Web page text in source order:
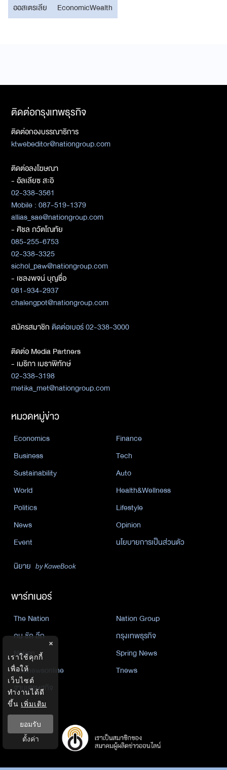
ออสเตรเลีย EconomicWealth
ติดต่อกรุงเทพธุรกิจ
ติดต่อกองบรรณาธิการ
ktwebeditor@nationgroup.com
ติดต่อลงโฆษณา
- อัลเลียซ สะอิ
02-338-3561
Mobile : 087-519-1379
allias_sae@nationgroup.com
- ศิชล ภวัตโณทัย
085-255-6753
02-338-3325
sichol_paw@nationgroup.com
- เชลงพจน์ บุญซื่อ
081-934-2937
chalengpot@nationgroup.com
สมัครสมาชิกติดต่อเบอร์ 02-338-3000
ติดต่อ Media Partners
- เมธิกา เมธาพิทักษ์
02-338-3198
metika_met@nationgroup.com
หมวดหมู่ข่าว
Economics
Finance
Business
Tech
Sustainability
Auto
World
Health&Wellness
Politics
Lifestyle
News
Opinion
Event
นโยบายการเป็นส่วนตัว
นิยาย by KaweBook
พาร์ทเนอร์
The Nation
Nation Group
คม ชัด ลึก
กรุงเทพธุรกิจ
Nation
Spring News
Thainewsonline
Tnews
ฐานเศรษฐกิจ
×
เราใช้คุกกี้
เพื่อให้
เว็บไซต์
ทำงานได้ดี
ขึ้น เพิ่มเติม
ยอมรับ
ตั้งค่า